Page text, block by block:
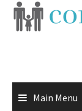
Skip
Main Menu